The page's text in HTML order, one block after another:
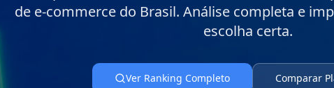
de e-commerce do Brasil. Análise completa e
escolha certa.
Ver Ranking Completo Comparar